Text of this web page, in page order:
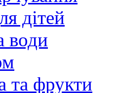
дітей
води
та фрукти